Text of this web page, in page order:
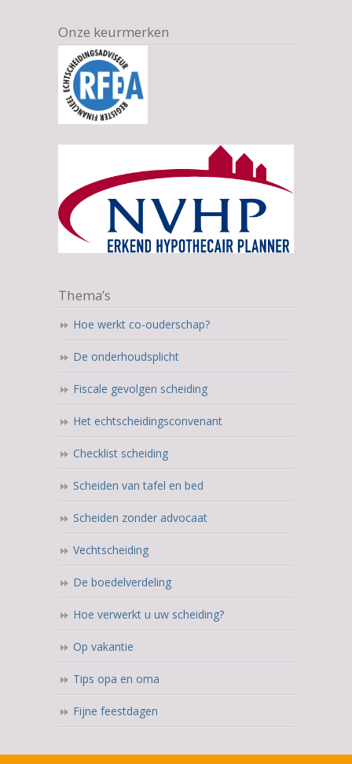
Onze keurmerken
Thema’s
Hoe werkt co-ouderschap?
De onderhoudsplicht
Fiscale gevolgen scheiding
Het echtscheidingsconvenant
Checklist scheiding
Scheiden van tafel en bed
Scheiden zonder advocaat
Vechtscheiding
De boedelverdeling
Hoe verwerkt u uw scheiding?
Op vakantie
Tips opa en oma
Fijne feestdagen